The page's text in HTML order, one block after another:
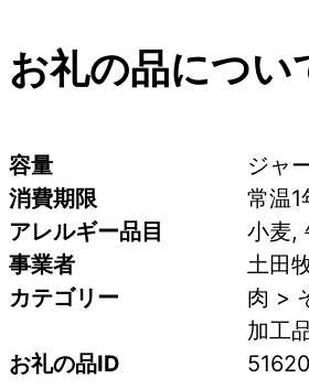
お礼の品につい
容量
ジャ
消費期限
常温1
アレルギー品目
小麦,
事業者
土田
カテゴリー
肉 >
加工
お礼の品ID